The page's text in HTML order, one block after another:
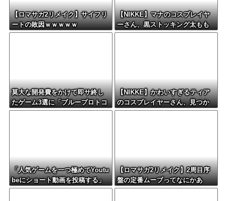
【ロマサガ2リメイク】サイフリ
ートの敗因ｗｗｗｗｗ
【NIKKE】マナのコスプレイヤ
ーさん、黒ストッキング太もも
がえちえちィ！
莫大な開発費をかけて即サ終し
たゲーム3選に「ブループロトコ
ル」「バビロン」「コンコー
【NIKKE】かわいすぎるティア
のコスプレイヤーさん、見つか
るｗｗｗｗｗ【画像】
「人気ゲームを一つ極めてYoutu
beにショート動画を投稿する」
←これだけで不労所得が得られ
【ロマサガ2リメイク】2周目序
盤の定番ムーブってなにかあ
る？